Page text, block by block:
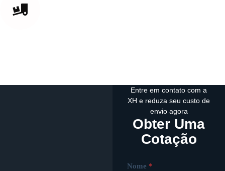
Entre em contato com a
XH e reduza seu custo de
envio agora
Obter Uma
Cotação
Nome *